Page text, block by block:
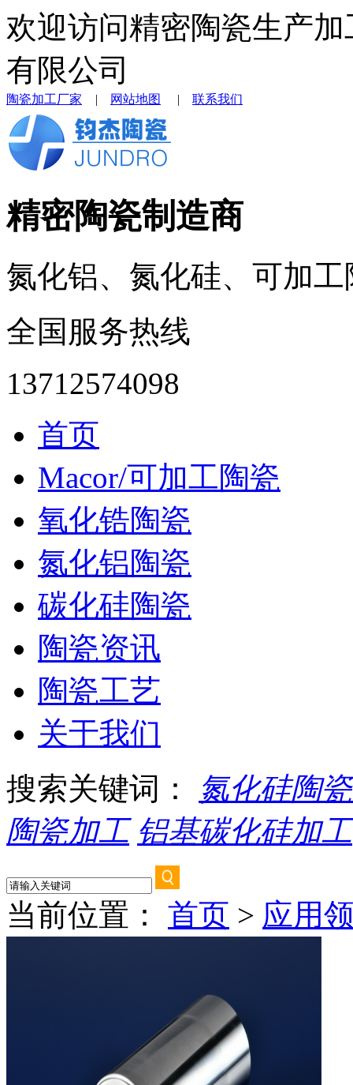
欢迎访问精密陶瓷生产
有限公司
陶瓷加工厂家 | 网站地图 | 联系我们
精密陶瓷制造商
氮化铝、氮化硅、可加
全国服务热线
13712574098
首页
Macor/可加工陶瓷
氧化锆陶瓷
氮化铝陶瓷
碳化硅陶瓷
陶瓷资讯
陶瓷工艺
关于我们
搜索关键词：
氮化硅陶
陶瓷加工 铝基碳化硅加工
当前位置： 首页 > 应用